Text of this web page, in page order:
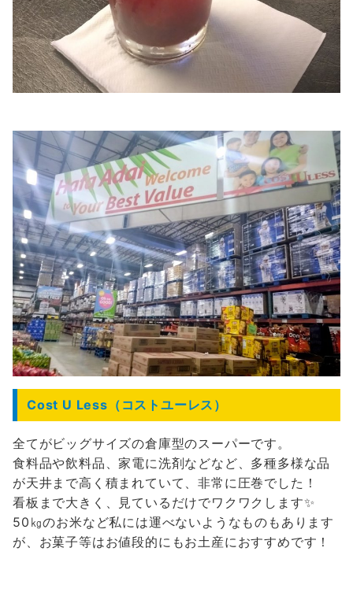
Cost U Less（コストユーレス）
全てがビッグサイズの倉庫型のスーパーです。
食料品や飲料品、家電に洗剤などなど、多種多様な品
が天井まで高く積まれていて、非常に圧巻でした！
看板まで大きく、見ているだけでワクワクします✨
50㎏のお米など私には運べないようなものもあります
が、お菓子等はお値段的にもお土産におすすめです！